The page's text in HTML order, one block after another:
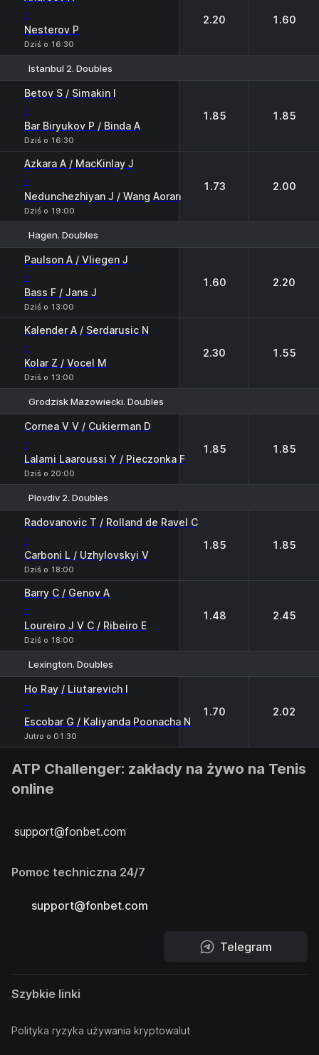
-
Nesterov P
Dziś o 16:30
2.20 1.60
Istanbul 2. Doubles
Betov S / Simakin I
-
Bar Biryukov P / Binda A
Dziś o 16:30
1.85 1.85
Azkara A / MacKinlay J
-
Nedunchezhiyan J / Wang Aoran
Dziś o 19:00
1.73 2.00
Hagen. Doubles
Paulson A / Vliegen J
-
Bass F / Jans J
Dziś o 13:00
1.60 2.20
Kalender A / Serdarusic N
-
Kolar Z / Vocel M
Dziś o 13:00
2.30 1.55
Grodzisk Mazowiecki. Doubles
Cornea V V / Cukierman D
-
Lalami Laaroussi Y / Pieczonka F
Dziś o 20:00
1.85 1.85
Plovdiv 2. Doubles
Radovanovic T / Rolland de Ravel C
-
Carboni L / Uzhylovskyi V
Dziś o 18:00
1.85 1.85
Barry C / Genov A
-
Loureiro J V C / Ribeiro E
Dziś o 18:00
1.48 2.45
Lexington. Doubles
Ho Ray / Liutarevich I
-
Escobar G / Kaliyanda Poonacha N
Jutro o 01:30
1.70 2.02
ATP Challenger: zakłady na żywo na Tenis
online
support@fonbet.com
Pomoc techniczna 24/7
support@fonbet.com
Telegram
Szybkie linki
Polityka ryzyka używania kryptowalut